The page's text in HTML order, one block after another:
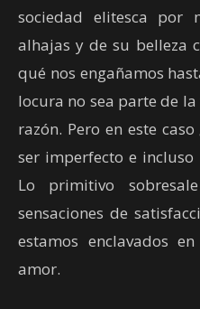
sociedad elitesca
alhajas y de su belleza
qué nos engañamos
locura no sea parte de
razón. Pero en este
ser imperfecto e
Lo primitivo
sensaciones de
estamos enclavados
amor.